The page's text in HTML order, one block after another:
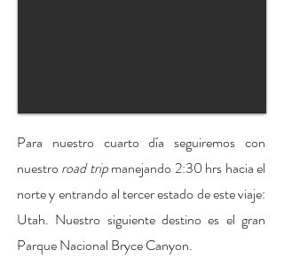
Para nuestro cuarto día seguiremos con
nuestro road tripmanejando 2:30 hrs hacia el
norte y entrando al tercer estado de este viaje:
Utah. Nuestro siguiente destino es el gran
Parque Nacional Bryce Canyon.